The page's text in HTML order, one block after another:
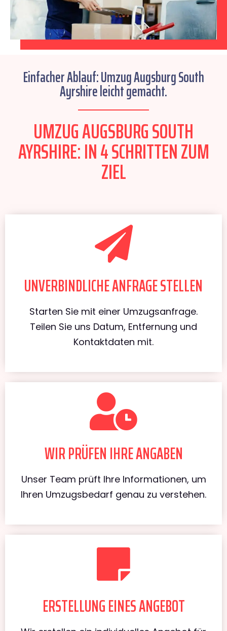
Einfacher Ablauf: Umzug Augsburg South
Ayrshire leicht gemacht.
UMZUG AUGSBURG SOUTH
AYRSHIRE: IN 4 SCHRITTEN ZUM
ZIEL
UNVERBINDLICHE ANFRAGE STELLEN
Starten Sie mit einer Umzugsanfrage.
Teilen Sie uns Datum, Entfernung und
Kontaktdaten mit.
WIR PRÜFEN IHRE ANGABEN
Unser Team prüft Ihre Informationen, um
Ihren Umzugsbedarf genau zu verstehen.
ERSTELLUNG EINES ANGEBOT